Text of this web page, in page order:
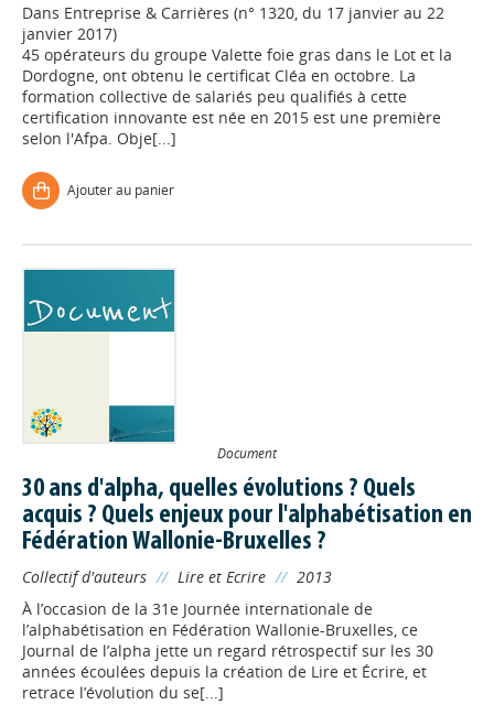
Dans Entreprise & Carrières (n° 1320, du 17 janvier au 22
janvier 2017)
45 opérateurs du groupe Valette foie gras dans le Lot et la
Dordogne, ont obtenu le certificat Cléa en octobre. La
formation collective de salariés peu qualifiés à cette
certification innovante est née en 2015 est une première
selon l'Afpa. Obje[...]
Ajouter au panier
Document
30 ans d'alpha, quelles évolutions ? Quels
acquis ? Quels enjeux pour l'alphabétisation en
Fédération Wallonie-Bruxelles ?
Collectif d'auteurs // Lire et Ecrire // 2013
À l’occasion de la 31e Journée internationale de
l’alphabétisation en Fédération Wallonie-Bruxelles, ce
Journal de l’alpha jette un regard rétrospectif sur les 30
années écoulées depuis la création de Lire et Écrire, et
retrace l’évolution du se[...]